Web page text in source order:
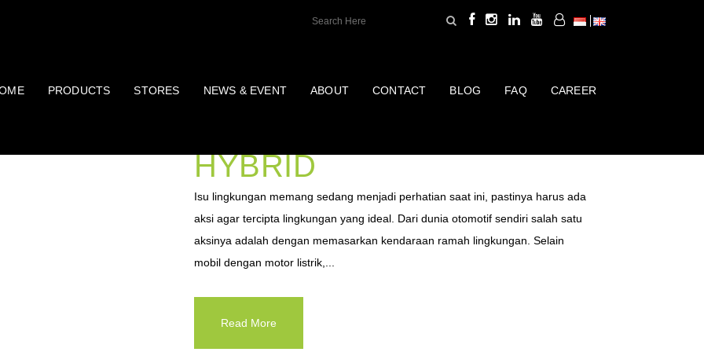
PRODUCTS STORES NEWS & EVENT ABOUT CONTACT BLOG FAQ CAREER
HYBRID
Isu lingkungan memang sedang menjadi perhatian saat ini, pastinya harus ada
aksi agar tercipta lingkungan yang ideal. Dari dunia otomotif sendiri salah satu
aksinya adalah dengan memasarkan kendaraan ramah lingkungan. Selain
mobil dengan motor listrik,...
Read More